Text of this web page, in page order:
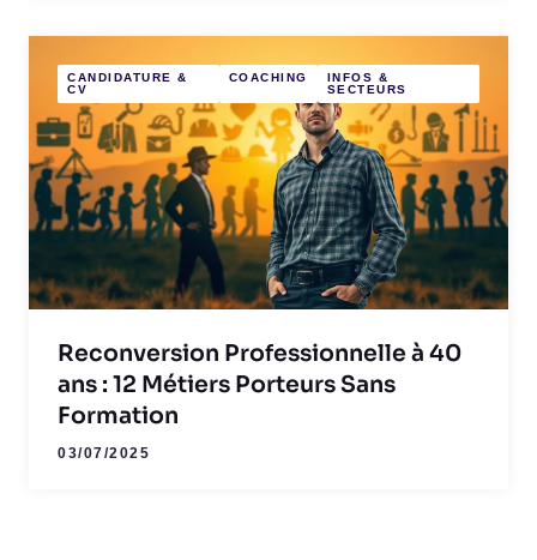
CANDIDATURE &
CV
COACHING
INFOS &
SECTEURS
Reconversion Professionnelle à 40
ans : 12 Métiers Porteurs Sans
Formation
03/07/2025